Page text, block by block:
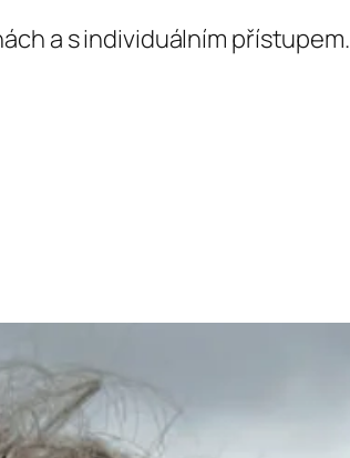
a s individuálním přístupem.